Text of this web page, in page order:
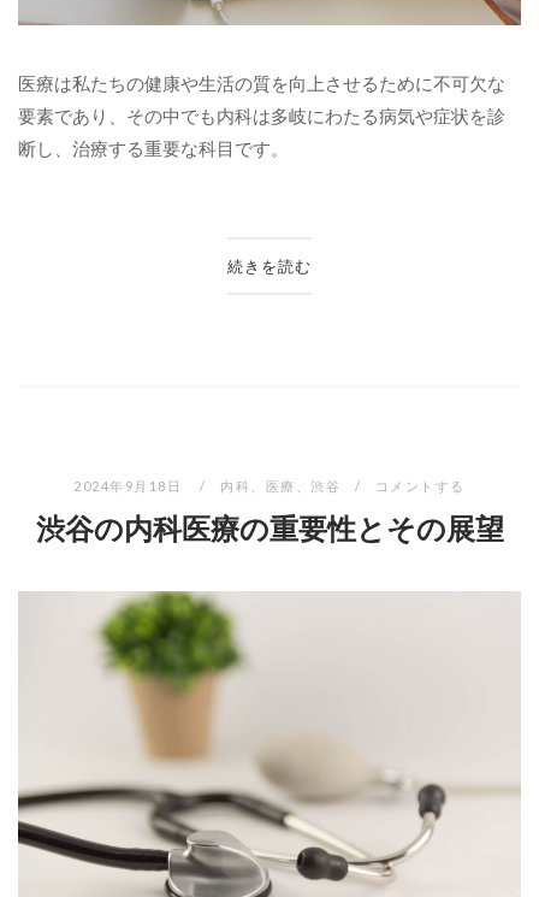
医療は私たちの健康や生活の質を向上させるために不可欠な
要素であり、その中でも内科は多岐にわたる病気や症状を診
断し、治療する重要な科目です。
続きを読む
2024年9月18日 内科 医療 、渋谷 コメントする
渋谷の内科医療の重要性とその展望